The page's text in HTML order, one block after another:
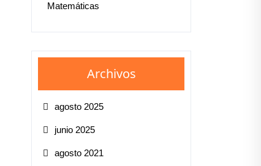
Matemáticas
Archivos
agosto 2025
junio 2025
agosto 2021